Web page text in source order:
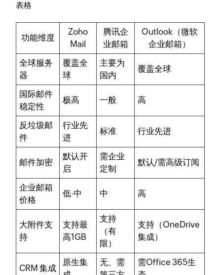
表格
功能维度
Zoho
Mail
腾讯企
业邮箱
Outlook（微软
企业邮箱）
全球服务
器
覆盖全
球
主要为
国内
覆盖全球
国际邮件
稳定性
极高 一般 高
反垃圾邮
件
行业先
进
标准 行业先进
邮件加密
默认开
启
需企业
定制
默认/需高级订阅
企业邮箱
价格
低-中 中 高
大附件支
持
支持最
高1GB
支持
（有
限）
支持（OneDrive
集成）
CRM 集成
原生集
无、需
需Office 365生